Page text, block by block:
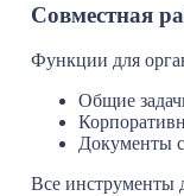
Совместная
Функции для
Общие
Документы
Все инструменты